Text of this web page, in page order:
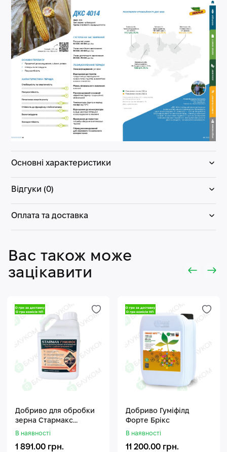
Основні характеристики
Відгуки (0)
Оплата та доставка
Вас також може
зацікавити
Добриво для обробки
зерна Стармакс
Гуміфос
В наявності
1 891.00 грн.
Добриво Гуміфілд
Форте Брікс
В наявності
11 200.00 грн.